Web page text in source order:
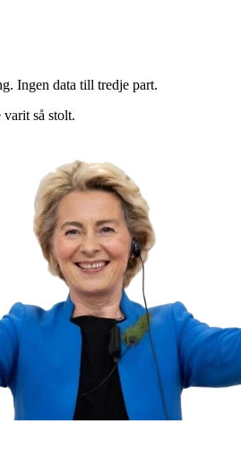
Ingen data till tredje part.
så stolt.